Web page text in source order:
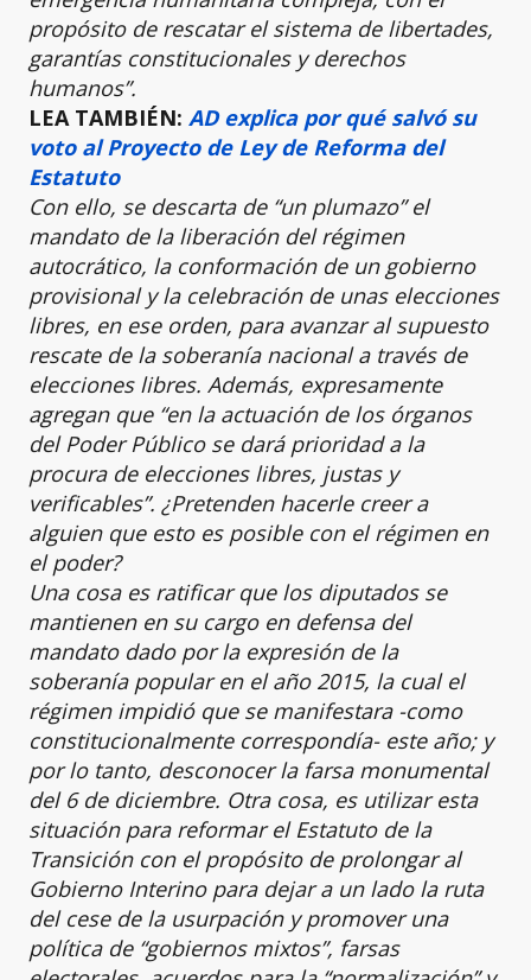
propósito de rescatar el sistema de libertades,
garantías constitucionales y derechos
humanos”.
LEA TAMBIÉN: AD explica por qué salvó su
voto al Proyecto de Ley de Reforma del
Estatuto
Con ello, se descarta de “un plumazo” el
mandato de la liberación del régimen
autocrático, la conformación de un gobierno
provisional y la celebración de unas elecciones
libres, en ese orden, para avanzar al supuesto
rescate de la soberanía nacional a través de
elecciones libres. Además, expresamente
agregan que “en la actuación de los órganos
del Poder Público se dará prioridad a la
procura de elecciones libres, justas y
verificables”. ¿Pretenden hacerle creer a
alguien que esto es posible con el régimen en
el poder?
Una cosa es ratificar que los diputados se
mantienen en su cargo en defensa del
mandato dado por la expresión de la
soberanía popular en el año 2015, la cual el
régimen impidió que se manifestara -como
constitucionalmente correspondía- este año; y
por lo tanto, desconocer la farsa monumental
del 6 de diciembre. Otra cosa, es utilizar esta
situación para reformar el Estatuto de la
Transición con el propósito de prolongar al
Gobierno Interino para dejar a un lado la ruta
del cese de la usurpación y promover una
política de “gobiernos mixtos”, farsas